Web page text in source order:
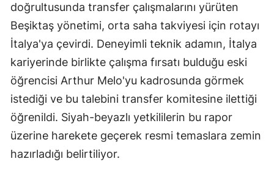
doğrultusunda transfer çalışmalarını yürüten
Beşiktaş yönetimi, orta saha takviyesi için rotayı
İtalya'ya çevirdi. Deneyimli teknik adamın, İtalya
kariyerinde birlikte çalışma fırsatı bulduğu eski
öğrencisi Arthur Melo'yu kadrosunda görmek
istediği ve bu talebini transfer komitesine ilettiği
öğrenildi. Siyah-beyazlı yetkililerin bu rapor
üzerine harekete geçerek resmi temaslara zemin
hazırladığı belirtiliyor.